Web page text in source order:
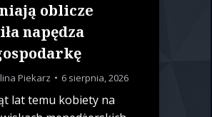
oblicze
napędza
Piekarz 6 sierpnia, 2026
lat temu kobiety na